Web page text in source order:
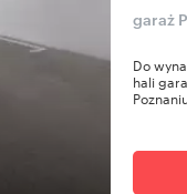
garaż
Do
hali